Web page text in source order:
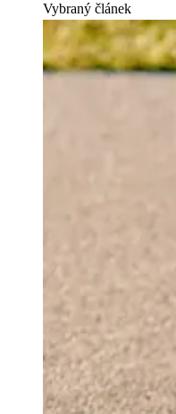
Vybraný článek